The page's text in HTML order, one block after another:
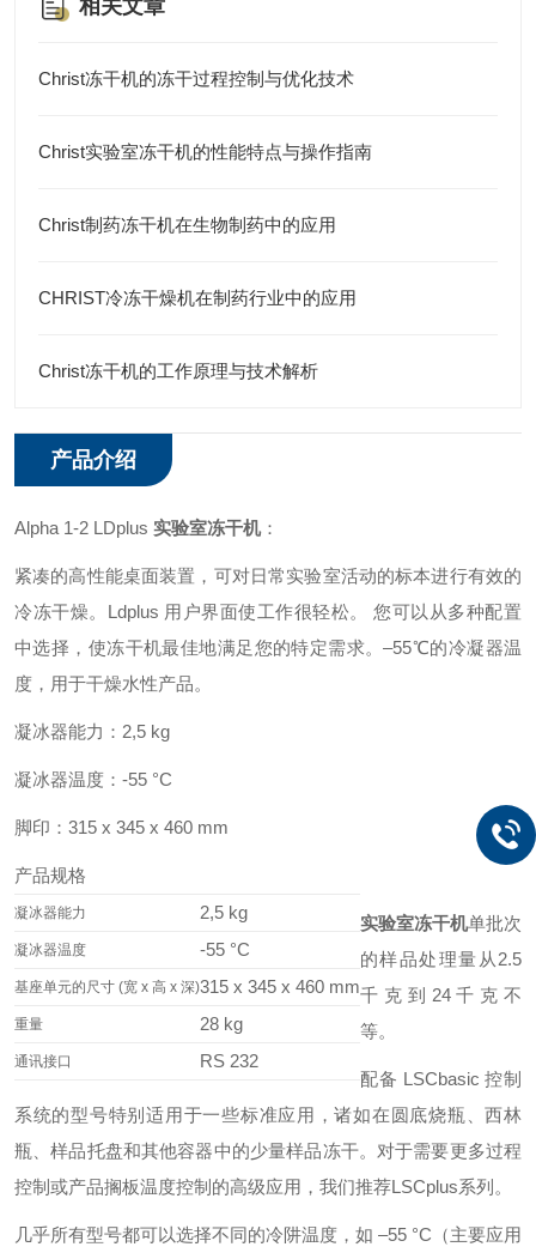
相关文章
Christ冻干机的冻干过程控制与优化技术
Christ实验室冻干机的性能特点与操作指南
Christ制药冻干机在生物制药中的应用
CHRIST冷冻干燥机在制药行业中的应用
Christ冻干机的工作原理与技术解析
产品介绍
Alpha 1-2 LDplus 实验室冻干机：
紧凑的高性能桌面装置，可对日常实验室活动的标本进行有效的
冷冻干燥。Ldplus 用户界面使工作很轻松。 您可以从多种配置
中选择，使冻干机最佳地满足您的特定需求。–55℃的冷凝器温
度，用于干燥水性产品。
凝冰器能力：2,5 kg
凝冰器温度：-55 °C
脚印：315 x 345 x 460 mm
产品规格
凝冰器能力 2,5 kg
凝冰器温度 -55 °C
基座单元的尺寸 (宽 x 高 x 深)315 x 345 x 460 mm
重量 28 kg
通讯接口 RS 232
实验室冻干机单批次
的样品处理量从2.5
千克到24千克不
等。
配备 LSCbasic 控制
系统的型号特别适用于一些标准应用，诸如在圆底烧瓶、西林
瓶、样品托盘和其他容器中的少量样品冻干。对于需要更多过程
控制或产品搁板温度控制的高级应用，我们推荐LSCplus系列。
几乎所有型号都可以选择不同的冷阱温度，如 –55 °C（主要应用